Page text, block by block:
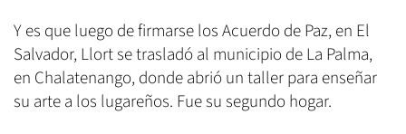
Y es que luego de firmarse los Acuerdo de Paz, en El
Salvador, Llort se trasladó al municipio de La Palma,
en Chalatenango, donde abrió un taller para enseñar
su arte a los lugareños. Fue su segundo hogar.